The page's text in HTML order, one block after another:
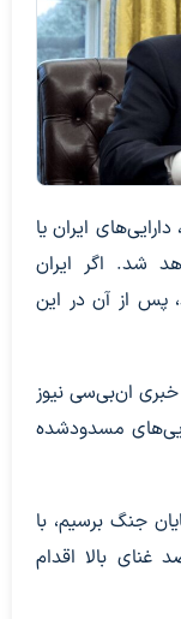
ایران یا
شد. اگر ایران
پس از آن در این
ان‌بی‌سی نیوز
مسدودشده
جنگ برسیم، با
غنای بالا اقدام